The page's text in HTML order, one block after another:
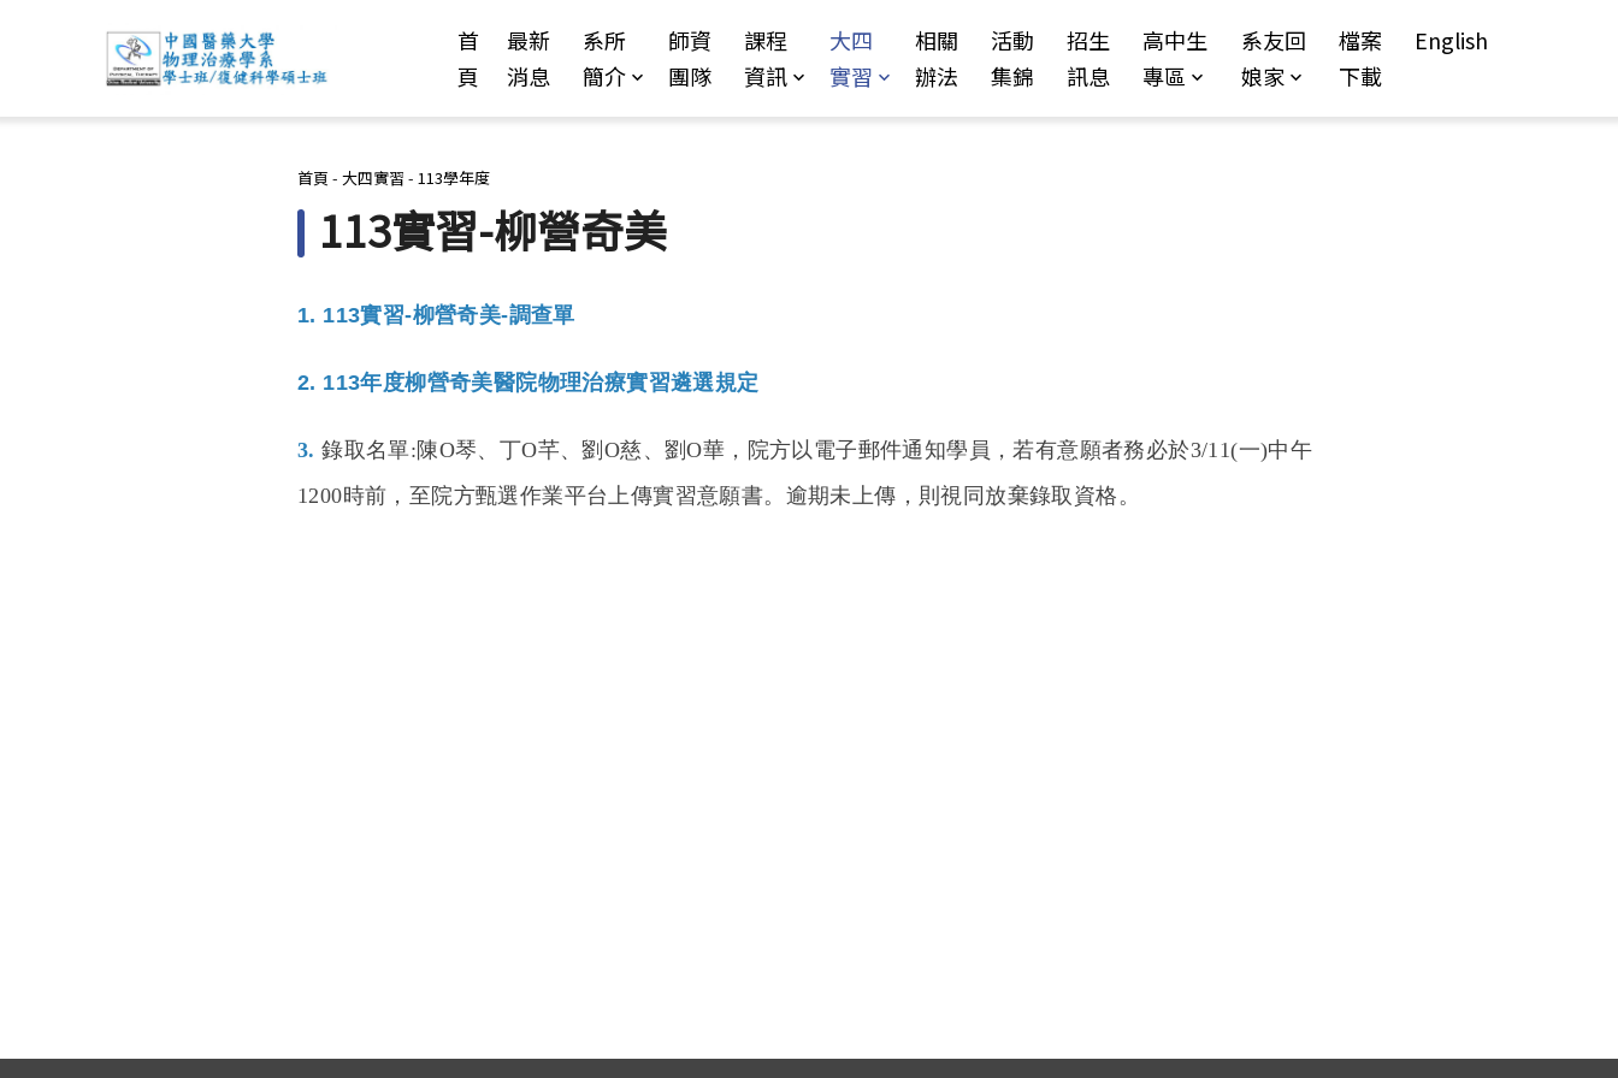
首
頁
最新
消息
系所
簡介
師資
團隊
課程
資訊
大四
實習
相關
辦法
活動
集錦
招生
訊息
高中生
專區
系友回
娘家
檔案
下載
English
您在這裡
首頁 - 大四實習 - 113學年度
113實習-柳營奇美
1. 113實習-柳營奇美-調查單
2. 113年度柳營奇美醫院物理治療實習遴選規定
3.錄取名單:陳O琴、丁O芊、劉O慈、劉O華，院方以電子郵件通知學員，若有意願者務必於3/11(一)中午
1200時前，至院方甄選作業平台上傳實習意願書。逾期未上傳，則視同放棄錄取資格。